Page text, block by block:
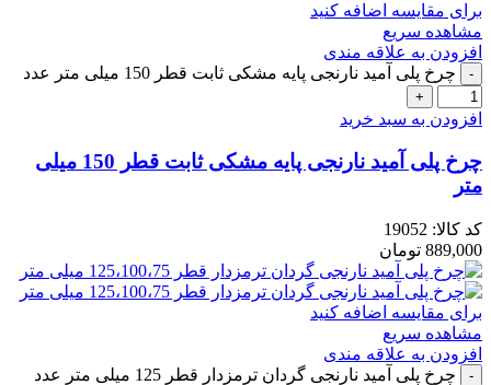
برای مقایسه اضافه کنید
مشاهده سریع
افزودن به علاقه مندی
چرخ پلی آمید نارنجی پایه مشکی ثابت قطر 150 میلی متر عدد
افزودن به سبد خرید
چرخ پلی آمید نارنجی پایه مشکی ثابت قطر 150 میلی
متر
کد کالا: 19052
889,000 تومان
برای مقایسه اضافه کنید
مشاهده سریع
افزودن به علاقه مندی
چرخ پلی آمید نارنجی گردان ترمزدار قطر 125 میلی متر عدد